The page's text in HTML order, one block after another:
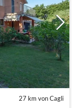
27 km von Cagli